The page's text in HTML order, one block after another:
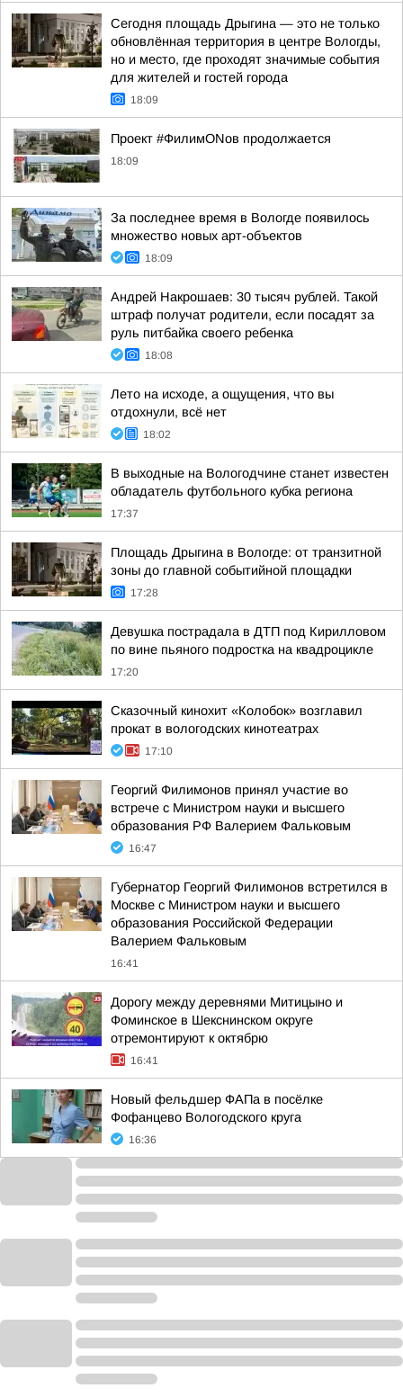
Сегодня площадь Дрыгина — это не только
обновлённая территория в центре Вологды,
но и место, где проходят значимые события
для жителей и гостей города
18:09
Проект #ФилимONов продолжается
18:09
За последнее время в Вологде появилось
множество новых арт-объектов
18:09
Андрей Накрошаев: 30 тысяч рублей. Такой
штраф получат родители, если посадят за
руль питбайка своего ребенка
18:08
Лето на исходе, а ощущения, что вы
отдохнули, всё нет
18:02
В выходные на Вологодчине станет известен
обладатель футбольного кубка региона
17:37
Площадь Дрыгина в Вологде: от транзитной
зоны до главной событийной площадки
17:28
Девушка пострадала в ДТП под Кирилловом
по вине пьяного подростка на квадроцикле
17:20
Сказочный кинохит «Колобок» возглавил
прокат в вологодских кинотеатрах
17:10
Георгий Филимонов принял участие во
встрече с Министром науки и высшего
образования РФ Валерием Фальковым
16:47
Губернатор Георгий Филимонов встретился в
Москве с Министром науки и высшего
образования Российской Федерации
Валерием Фальковым
16:41
Дорогу между деревнями Митицыно и
Фоминское в Шекснинском округе
отремонтируют к октябрю
16:41
Новый фельдшер ФАПа в посёлке
Фофанцево Вологодского круга
16:36